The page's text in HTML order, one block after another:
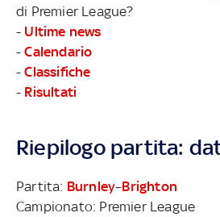
di Premier League?
- Ultime news
-Calendario
-Classifiche
- Risultati
Riepilogo partita:
Partita: Burnley–Brighton
Campionato: Premier League